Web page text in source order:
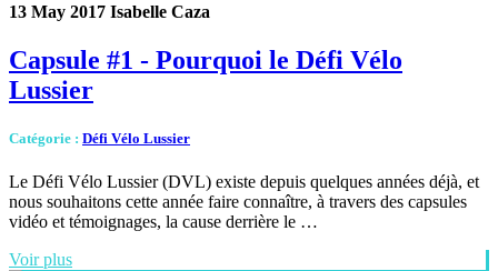
13 May 2017 Isabelle Caza
Capsule #1 - Pourquoi le Défi Vélo
Lussier
Catégorie : Défi Vélo Lussier
Le Défi Vélo Lussier (DVL) existe depuis quelques années déjà, et
nous souhaitons cette année faire connaître, à travers des capsules
vidéo et témoignages, la cause derrière le …
Voir plus